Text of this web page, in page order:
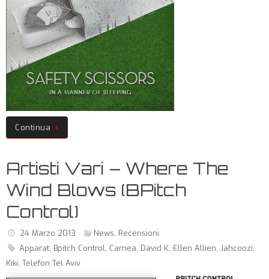
Continua
Artisti Vari – Where The
Wind Blows (BPitch
Control)
24 Marzo 2013 News, Recensioni
Apparat, Bpitch Control, Camea, David K, Ellen Allien, Jahcoozi,
Kiki, Telefon Tel Aviv